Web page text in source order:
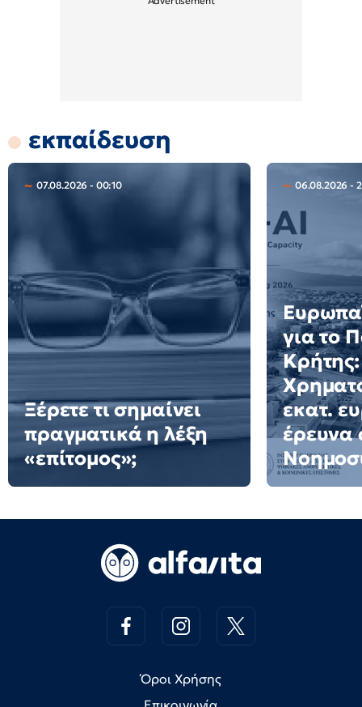
εκπαίδευση
07.08.2026 - 00:10
Ξέρετε τι σημαίνει
πραγματικά η λέξη
«επίτομος»;
06.08.2026 -
για το
Κρήτης:
εκατ.
έρευνα
Όροι Χρήσης